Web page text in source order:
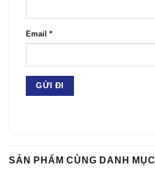
Email *
SẢN PHẨM CÙNG DANH MỤC